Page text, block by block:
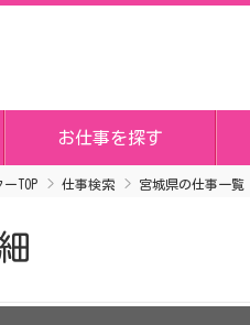
お仕事を探す
TOP 仕事検索 宮城県の仕事一覧